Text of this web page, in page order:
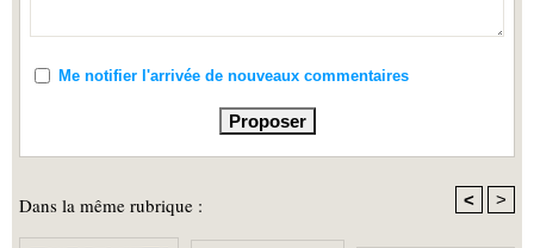
Me notifier l'arrivée de nouveaux commentaires
Dans la même rubrique : < >